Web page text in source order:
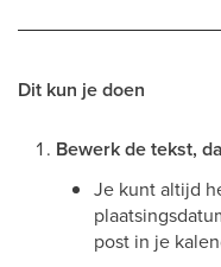
Dit kun je doen
Bewerk de tekst,
Je kunt altijd
post in je